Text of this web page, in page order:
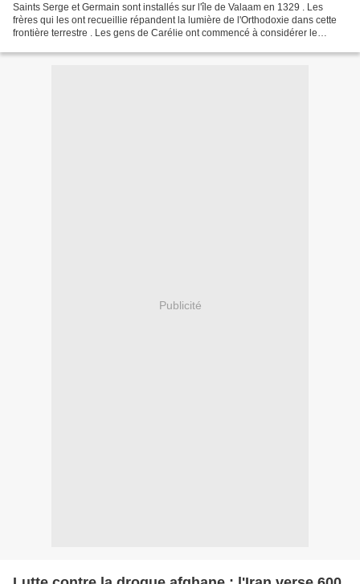
Saints Serge et Germain sont installés sur l'île de Valaam en 1329 . Les
frères qui les ont recueillie répandent la lumière de l'Orthodoxie dans cette
frontière terrestre . Les gens de Carélie ont commencé à considérer le
Publicité